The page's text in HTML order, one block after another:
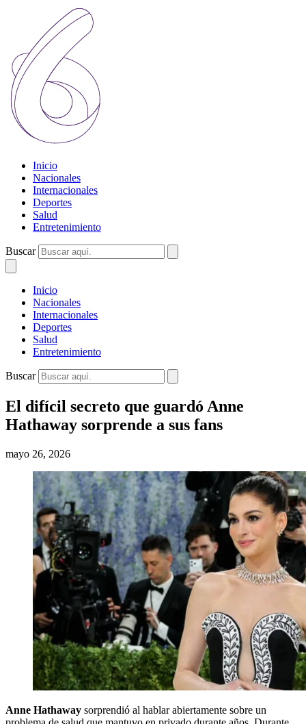
Inicio
Nacionales
Internacionales
Deportes
Salud
Entretenimiento
Buscar
Inicio
Nacionales
Internacionales
Deportes
Salud
Entretenimiento
Buscar
El difícil secreto que guardó Anne
Hathaway sorprende a sus fans
mayo 26, 2026
Anne Hathaway sorprendió al hablar abiertamente sobre un